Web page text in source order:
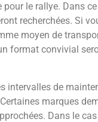
le rallye. Dans
recherchées. Si
moyen de
format convivial
intervalles de
marques
Dans le cas